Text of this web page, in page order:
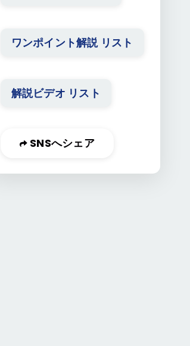
ワンポイント解説 リスト
解説ビデオ リスト
SNSへシェア